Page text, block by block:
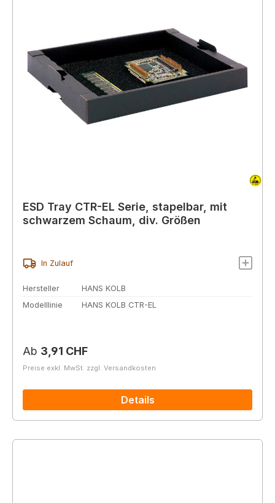
ESD Tray CTR-EL Serie, stapelbar, mit
schwarzem Schaum, div. Größen
In Zulauf
Hersteller
HANS KOLB
Modelllinie
HANS KOLB CTR-EL
Regulärer Preis:
Ab 3,91 CHF
Preise exkl. MwSt. zzgl. Versandkosten
Details